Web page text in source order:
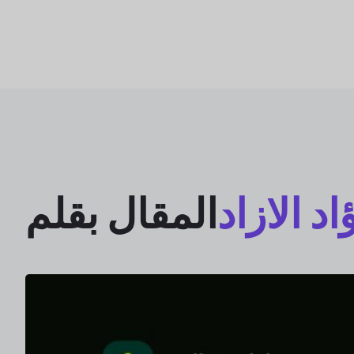
المقال بقلمالازاد